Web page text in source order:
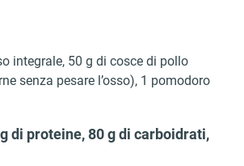
integrale, 50 g di cosce di pollo
senza pesare l’osso), 1 pomodoro
di proteine, 80 g di carboidrati,